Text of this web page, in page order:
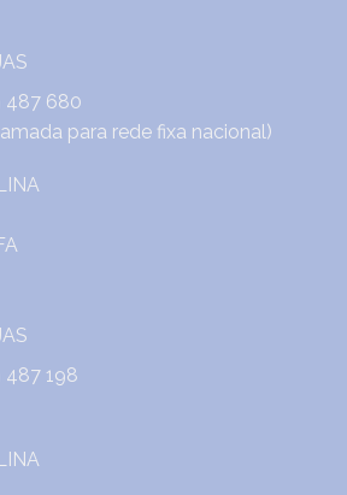
487 680
para rede fixa nacional)
487 198